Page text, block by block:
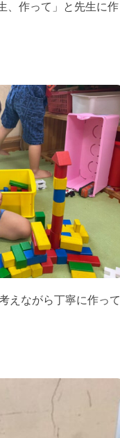
、作って」と先生に作
えながら丁寧に作って